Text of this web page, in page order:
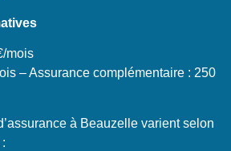
mois
– Assurance complémentaire : 250
à Beauzelle varient selon